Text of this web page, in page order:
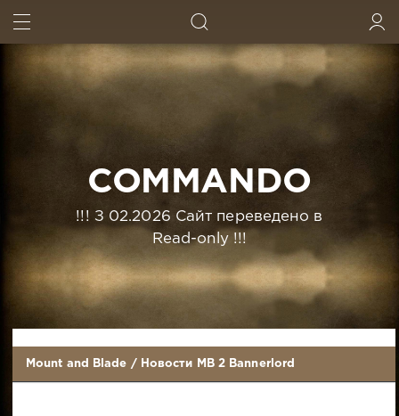
COMMANDO
!!! З 02.2026 Сайт переведено в
Read-only !!!
Mount and Blade / Новости MB 2 Bannerlord